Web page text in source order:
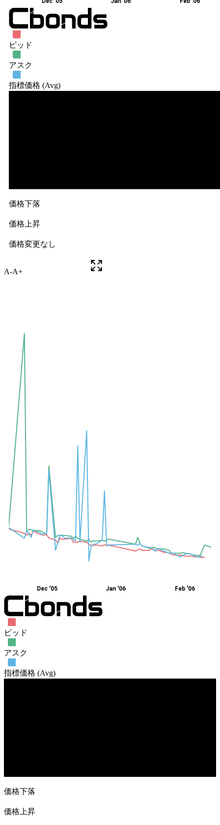
A-A+
Dec '05 Jan '06 Feb '06
ビッド
アスク
指標価格 (Avg)
価格下落
価格上昇